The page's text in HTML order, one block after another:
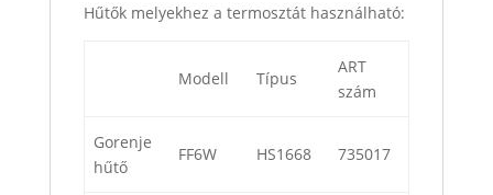
Hűtők melyekhez a termosztát használható:
Modell Típus
ART
szám
Gorenje
hűtő
FF6W HS1668 735017